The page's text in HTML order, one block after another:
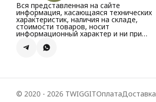
Вся представленная на сайте
информация, касающаяся технических
характеристик, наличия на складе,
стоимости товаров, носит
информационный характер и ни при
каких условиях не является публичной
офертой, определяемой положениями
© 2020 - 2026 TWIGGITОплатаДоставка